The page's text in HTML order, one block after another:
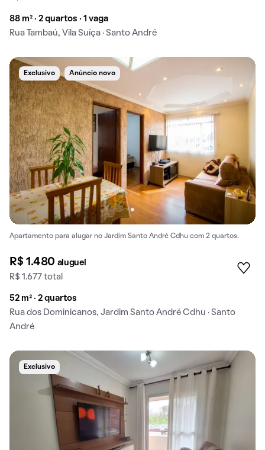
88 m² · 2 quartos · 1 vaga
Rua Tambaú, Vila Suíça · Santo André
Exclusivo Anúncio novo
Apartamento para alugar no Jardim Santo André Cdhu com 2 quartos.
R$ 1.480 aluguel
R$ 1.677 total
52 m² · 2 quartos
Rua dos Dominicanos, Jardim Santo André Cdhu · Santo
André
Exclusivo